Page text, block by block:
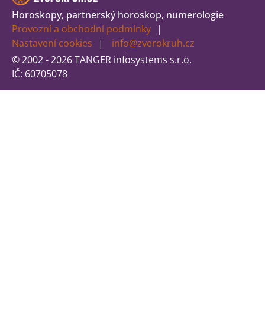
Horoskopy, partnerský horoskop, numerologie
Provozní a obchodní podmínky
Nastavení cookies
info@zverokruh.cz
© 2002 - 2026 TANGER infosystems s.r.o.
IČ: 60705078